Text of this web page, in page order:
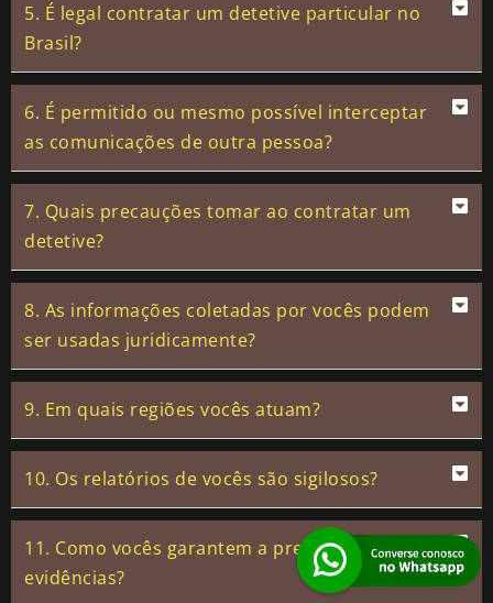
5. É legal contratar um detetive particular no
Brasil?
6. É permitido ou mesmo possível interceptar
as comunicações de outra pessoa?
7. Quais precauções tomar ao contratar um
detetive?
8. As informações coletadas por vocês podem
ser usadas juridicamente?
9. Em quais regiões vocês atuam?
10. Os relatórios de vocês são sigilosos?
11. Como vocês garantem a precisão das
evidências?